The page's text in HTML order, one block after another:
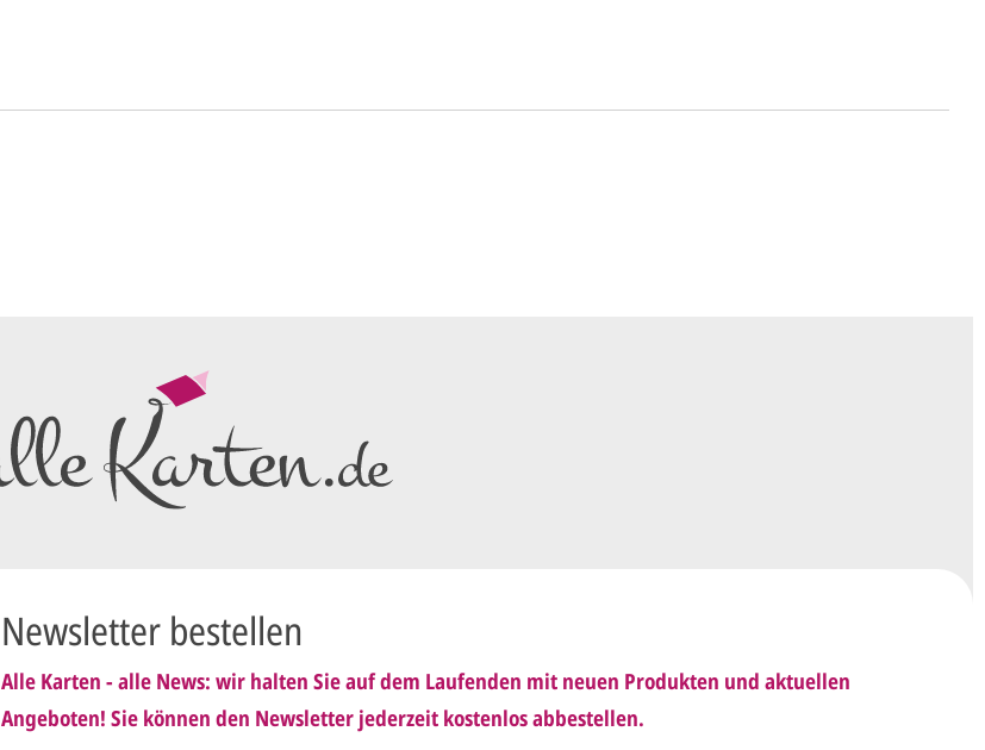
Sie setzen sich mit uns in Verbindung (telefonisch oder per
E-Mail) und besprechen mit uns, was Sie am
Sie erteilen uns per E-Mail dieDruckfreigabe.
Newsletter bestellen
Alle Karten - alle News: wir halten Sie auf dem Laufenden mit neuen Produkten und aktuellen
Angeboten! Sie können den Newsletter jederzeit kostenlos abbestellen.